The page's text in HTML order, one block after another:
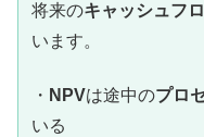
将来のキャッシュフ
います。
・ NPVは途中のプロ
いる